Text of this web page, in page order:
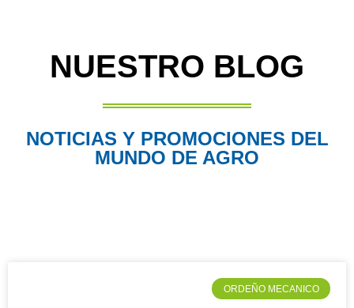
NUESTRO BLOG
NOTICIAS Y PROMOCIONES DEL
MUNDO DE AGRO
ORDEÑO MECANICO